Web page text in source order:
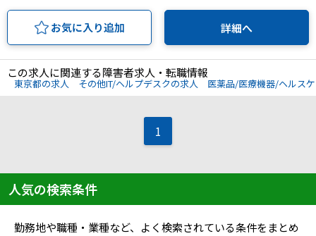
お気に入り追加 詳細へ
この求人に関連する障害者求人・転職情報
東京都の求人 その他IT/ヘルプデスクの求人 医薬品/医療機器/ヘルス
1
人気の検索条件
勤務地や職種・業種など、よく検索されている条件をまとめ